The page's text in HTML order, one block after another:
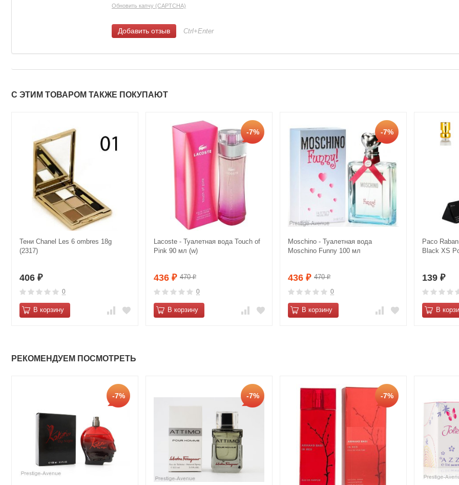
Обновить капчу (CAPTCHA)
Ctrl+Enter
С ЭТИМ ТОВАРОМ ТАКЖЕ ПОКУПАЮТ
Тени Сhanеl Les 6 ombres 18g
(2317)
406 ₽
0
В корзину
-7%
Lacoste - Туалетная вода Touch of
Pink 90 мл (w)
436 ₽ 470₽
0
В корзину
-7%
Mоsсhino - Туалетная вода
Mоsсhino Funny 100 мл
436 ₽ 470₽
0
В корзину
Paco
Black XS
139 ₽
В
РЕКОМЕНДУЕМ ПОСМОТРЕТЬ
-7% -7% -7%